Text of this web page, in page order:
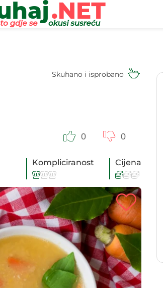
Skuhano i isprobano
0 0
Kompliciranost



Cijena


